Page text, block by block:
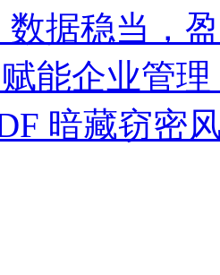
数据稳当，
能企业管
暗藏窃密